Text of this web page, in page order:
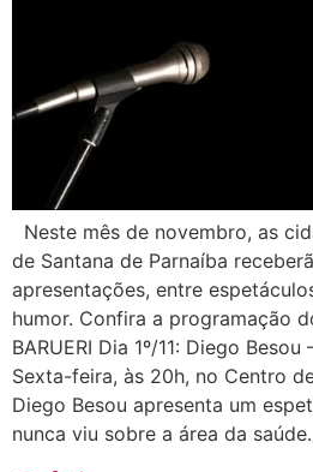
Neste mês de novembro, as
de Santana de Parnaíba
apresentações, entre
humor. Confira a programação
BARUERI Dia 1º/11: Diego
Sexta-feira, às 20h, no Centro
Diego Besou apresenta um
nunca viu sobre a área da